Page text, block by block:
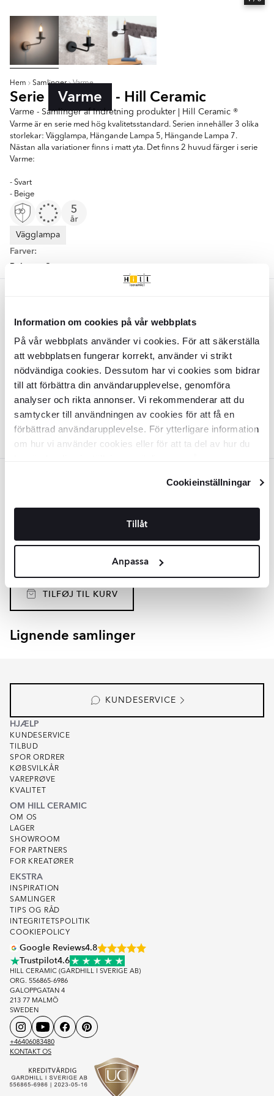
Information om cookies på vår webbplats
På vår webbplats använder vi cookies. För att säkerställa
att webbplatsen fungerar korrekt, använder vi strikt
nödvändiga cookies. Dessutom har vi cookies som bidrar
till att förbättra din användarupplevelse, genomföra
analyser och rikta annonser. Vi rekommenderar att du
samtycker till användningen av cookies för att få en
förbättrad användarupplevelse. För ytterligare information
om hur vi använder cookies eller för att ta del av hur du
Cookieinställningar
Tillåt
Anpassa
Hem Samlinger Varme
Serie Varme - Hill Ceramic
Varme - Samlinger af Indretning produkter | Hill Ceramic ®
Varme är en serie med hög kvalitetsstandard. Serien innehåller 3 olika
storlekar: Vägglampa, Hängande Lampa 5, Hängande Lampa 7.
Nästan alla variationer finns i matt yta. Det finns 2 huvud färger i serie
Varme:
- Svart
- Beige
Vägglampa
Farver:
Beige
Sort
VæglampeVarmeBeige Mat
INTK1509
Overflade: Matt
Materiale: Metall, Plast
218DKK279DKK-22%
TILFØJ TIL KURV
Overflade:Matt
TILFØJ TIL KURV
Lignende samlinger
RENOLIA
KUNDESERVICE
HJÆLP
KUNDESERVICE
TILBUD
SPOR ORDRER
KØBSVILKÅR
VAREPRØVE
KVALITET
OM HILL CERAMIC
OM OS
LAGER
SHOWROOM
FOR PARTNERS
FOR KREATØRER
EKSTRA
INSPIRATION
SAMLINGER
TIPS OG RÅD
INTEGRITETSPOLITIK
COOKIEPOLICY
Google Reviews4.8
Trustpilot4.6
HILL CERAMIC (GARDHILL I SVERIGE AB)
ORG. 556865-6986
GALOPPGATAN 4
213 77 MALMÖ
SWEDEN
+46406083480
KONTAKT OS